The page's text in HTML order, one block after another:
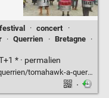
festival · concert
·
· Querrien · Bretagne
·
* · permalien
le-pari-est-gagne-06-09-2022-13173435.php
·